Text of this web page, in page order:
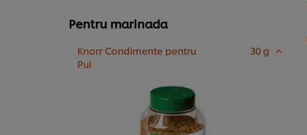
Pentru marinada
Knorr Condimente pentru
Pui
30 g